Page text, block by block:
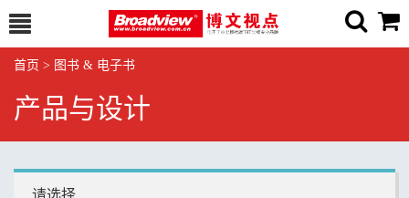
首页 > 图书 & 电子书
产品与设计
请选择